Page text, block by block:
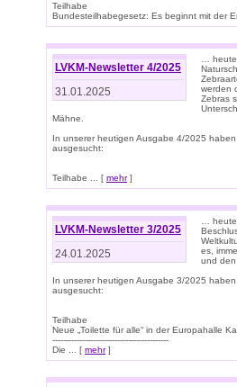
Teilhabe
Bundesteilhabegesetz: Es beginnt mit der
LVKM-Newsletter 4/2025
31.01.2025
…
werden
Zebras
Mähne.
In unserer heutigen Ausgabe 4/2025
ausgesucht:
Teilhabe ... [ mehr]
LVKM-Newsletter 3/2025
24.01.2025
…
es,
und
In unserer heutigen Ausgabe 3/2025
ausgesucht:
Teilhabe
Neue „Toilette für alle“ in der Europahalle
-------------------------------------------
Die ... [ mehr]